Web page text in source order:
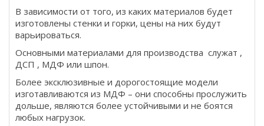
В зависимости от того, из каких материалов будет
изготовлены стенки и горки, цены на них будут
варьироваться.
Основными материалами для производства служат ,
ДСП , МДФ или шпон.
Более эксклюзивные и дорогостоящие модели
изготавливаются из МДФ – они способны прослужить
дольше, являются более устойчивыми и не боятся
любых нагрузок.